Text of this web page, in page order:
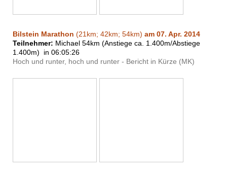
Bilstein Marathon (21km; 42km; 54km) am 07. Apr. 2014
Teilnehmer: Michael 54km (Anstiege ca. 1.400m/Abstiege
1.400m) in 06:05:26
Hoch und runter, hoch und runter - Bericht in Kürze (MK)